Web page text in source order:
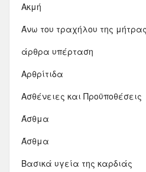
Ακμή
Άνω του τραχήλου της
άρθρα υπέρταση
Αρθρίτιδα
Ασθένειες και Προϋποθέσεις
Άσθμα
Άσθμα
Βασικά υγεία της καρδιάς